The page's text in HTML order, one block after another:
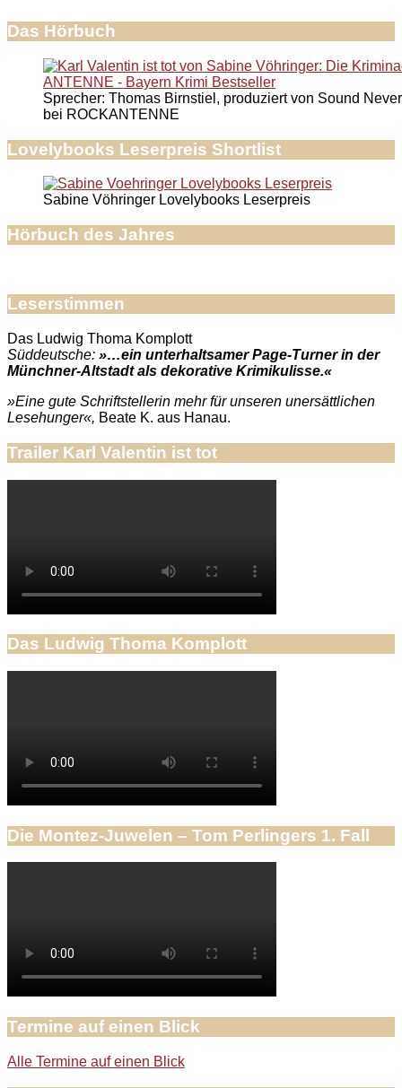
Das Hörbuch
Sprecher: Thomas Birnstiel, produziert von Sound
bei ROCKANTENNE
Lovelybooks Leserpreis Shortlist
Sabine Vöhringer Lovelybooks Leserpreis
Hörbuch des Jahres
Leserstimmen
Das Ludwig Thoma Komplott
Süddeutsche: »…ein unterhaltsamer Page-Turner in der
Münchner-Altstadt als dekorative Krimikulisse.«
»Eine gute Schriftstellerin mehr für unseren unersättlichen
Lesehunger«, Beate K. aus Hanau.
Trailer Karl Valentin ist tot
Das Ludwig Thoma Komplott
Die Montez-Juwelen – Tom Perlingers 1. Fall
Termine auf einen Blick
Alle Termine auf einen Blick